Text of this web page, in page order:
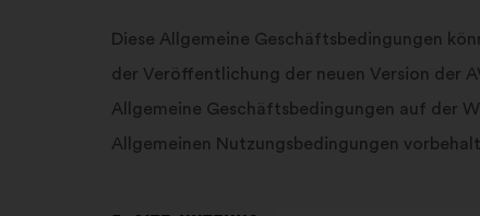
Diese Allgemeine Geschäftsbedingungen
der Veröffentlichung der neuen Version der
Allgemeine Geschäftsbedingungen auf der
Allgemeinen Nutzungsbedingungen